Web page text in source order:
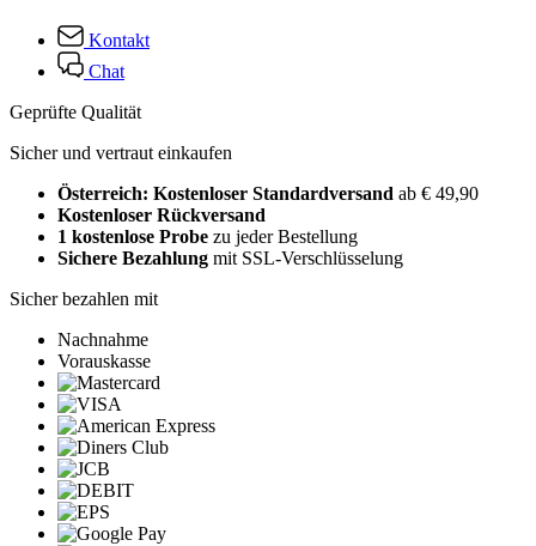
Kontakt
Chat
Geprüfte Qualität
Sicher und vertraut einkaufen
Österreich: Kostenloser Standardversand ab € 49,90
Kostenloser Rückversand
1 kostenlose Probe zu jeder Bestellung
Sichere Bezahlung mit SSL-Verschlüsselung
Sicher bezahlen mit
Nachnahme
Vorauskasse